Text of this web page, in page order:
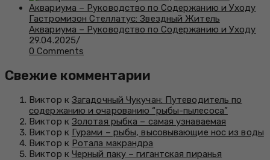
Гастромизон Стеллатус: Звездный Житель
Аквариума – Руководство по Содержанию и Уходу
29.04.2025/
0 Comments
Свежие комментарии
Виктор к Загадочный Чукучан: Путеводитель по
содержанию и очарованию “рыбы-пылесоса”
Виктор к Золотая рыбка – самая узнаваемая
Виктор к Гурами – рыбы, высовывающие нос из воды
Виктор к Ротала макрандра
Виктор к Черный паку – гигантская пиранья